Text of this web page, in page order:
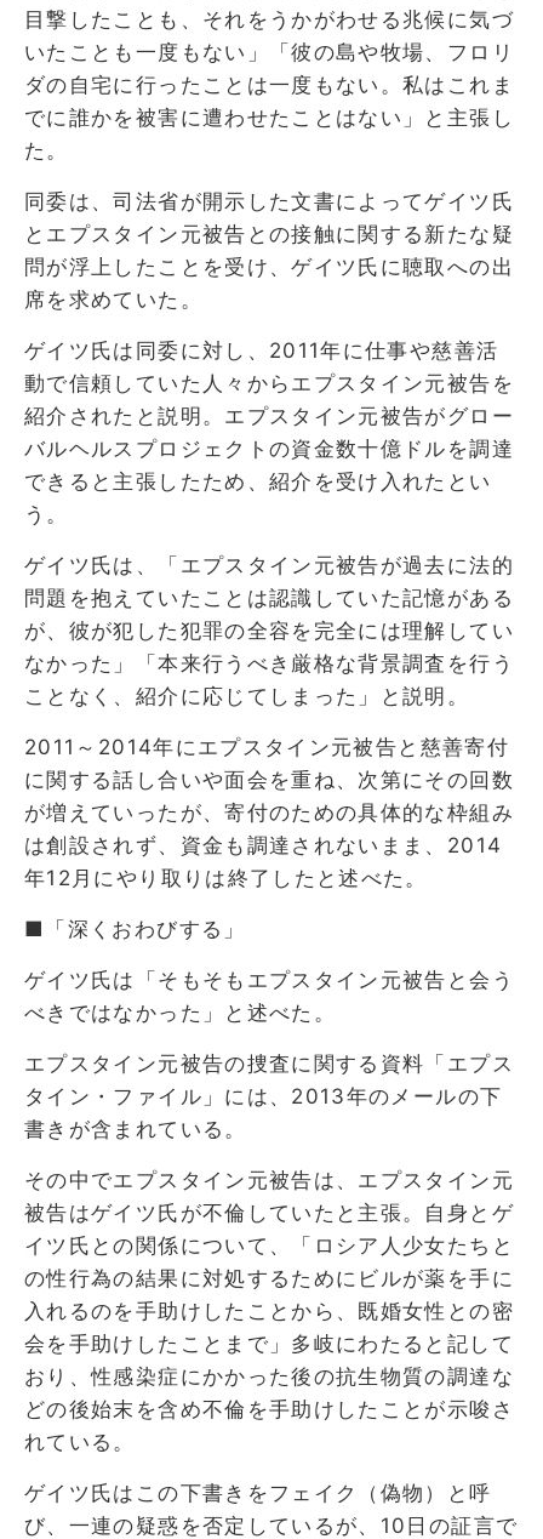
目撃したことも、それをうかがわせる兆候に気づ
いたことも一度もない」「彼の島や牧場、フロリ
ダの自宅に行ったことは一度もない。私はこれま
でに誰かを被害に遭わせたことはない」と主張し
た。
同委は、司法省が開示した文書によってゲイツ氏
とエプスタイン元被告との接触に関する新たな疑
問が浮上したことを受け、ゲイツ氏に聴取への出
席を求めていた。
ゲイツ氏は同委に対し、2011年に仕事や慈善活
動で信頼していた人々からエプスタイン元被告を
紹介されたと説明。エプスタイン元被告がグロー
バルヘルスプロジェクトの資金数十億ドルを調達
できると主張したため、紹介を受け入れたとい
う。
ゲイツ氏は、「エプスタイン元被告が過去に法的
問題を抱えていたことは認識していた記憶がある
が、彼が犯した犯罪の全容を完全には理解してい
なかった」「本来行うべき厳格な背景調査を行う
ことなく、紹介に応じてしまった」と説明。
2011～2014年にエプスタイン元被告と慈善寄付
に関する話し合いや面会を重ね、次第にその回数
が増えていったが、寄付のための具体的な枠組み
は創設されず、資金も調達されないまま、2014
年12月にやり取りは終了したと述べた。
■「深くおわびする」
ゲイツ氏は「そもそもエプスタイン元被告と会う
べきではなかった」と述べた。
エプスタイン元被告の捜査に関する資料「エプス
タイン・ファイル」には、2013年のメールの下
書きが含まれている。
その中でエプスタイン元被告は、エプスタイン元
被告はゲイツ氏が不倫していたと主張。自身とゲ
イツ氏との関係について、「ロシア人少女たちと
の性行為の結果に対処するためにビルが薬を手に
入れるのを手助けしたことから、既婚女性との密
会を手助けしたことまで」多岐にわたると記して
おり、性感染症にかかった後の抗生物質の調達な
どの後始末を含め不倫を手助けしたことが示唆さ
れている。
ゲイツ氏はこの下書きをフェイク（偽物）と呼
び、一連の疑惑を否定しているが、10日の証言で